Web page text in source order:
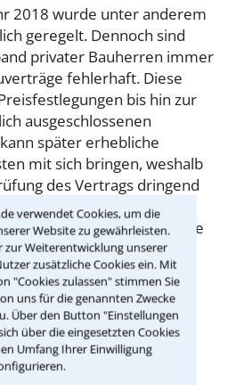
verwendet Cookies, um die
Website zu gewährleisten.
zur Weiterentwicklung unserer
zusätzliche Cookies ein. Mit
"Cookies zulassen" stimmen Sie
uns für die genannten Zwecke
Über den Button "Einstellungen
über die eingesetzten Cookies
Umfang Ihrer Einwilligung
2018 wurde unter anderem
geregelt. Dennoch sind
privater Bauherren immer
fehlerhaft. Diese
bis hin zur
ausgeschlossenen
später erhebliche
mit sich bringen, weshalb
des Vertrags dringend
Viele Rechtsanwälte für
Ihnen eine standardistierte
an - fragen Sie einfach
nach.
Fragestellungen des
die rechtlichen